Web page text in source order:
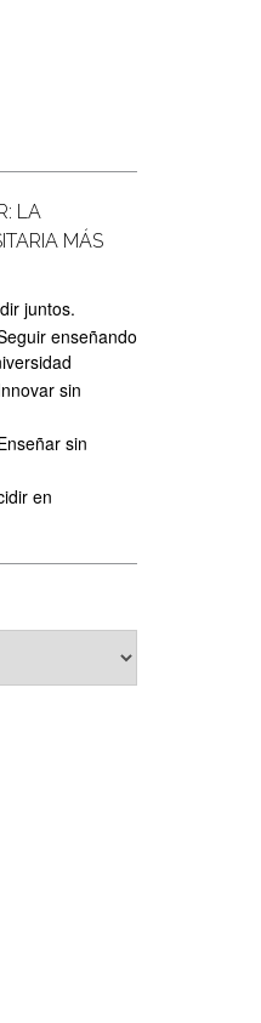
LA
MÁS
juntos.
enseñando
sin
sin
en